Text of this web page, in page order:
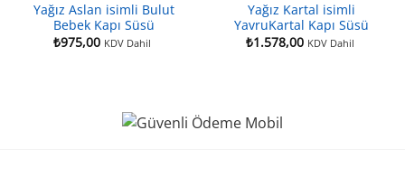
Yağız Aslan isimli Bulut
Bebek Kapı Süsü
₺975,00 KDV Dahil
Yağız Kartal isimli
YavruKartal Kapı Süsü
₺1.578,00 KDV Dahil